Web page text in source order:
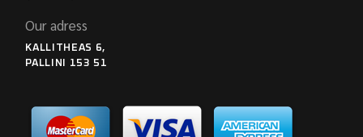
Our adress
KALLITHEAS 6,
PALLINI 153 51